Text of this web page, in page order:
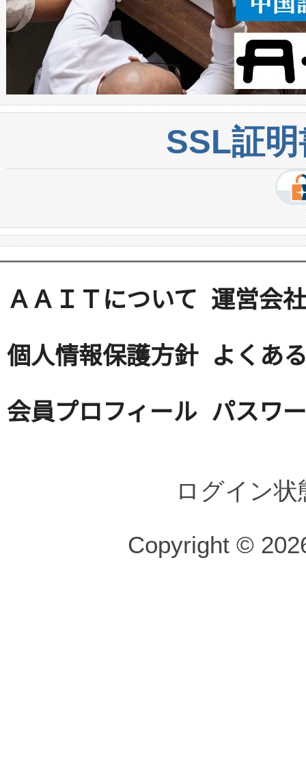
SSL証
ＡＡＩＴについて 運営会社
個人情報保護方針 よくあ
会員プロフィール パスワ
ログイン
Copyright ©